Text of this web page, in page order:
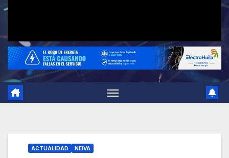
ACTUALIDAD NEIVA